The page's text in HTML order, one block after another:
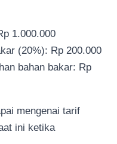
1.000.000
(20%): Rp 200.000
bahan bakar: Rp
mengenai tarif
ini ketika